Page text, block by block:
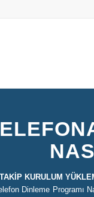
KURULUM
Dinleme Programı